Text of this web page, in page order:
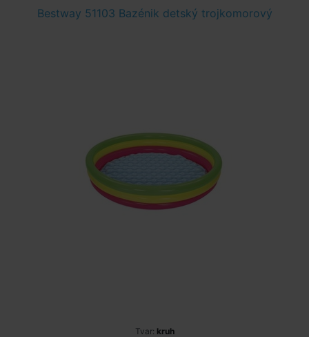
Bestway 51103 Bazénik detský trojkomorový
Tvar: kruh